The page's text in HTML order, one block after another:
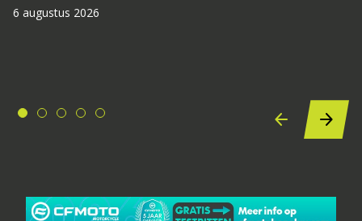
6 augustus 2026